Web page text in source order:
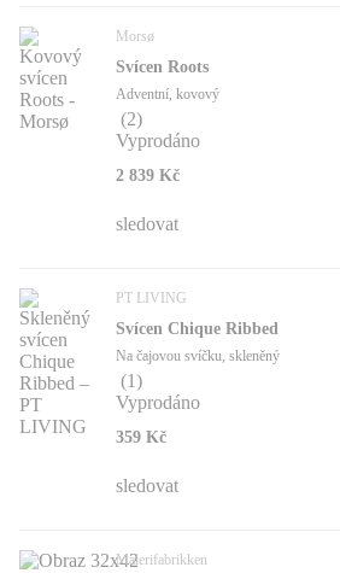
Morsø
Svícen Roots
Adventní, kovový
(2)
Vyprodáno
2 839 Kč
sledovat
PT LIVING
Svícen Chique Ribbed
Na čajovou svíčku, skleněný
(1)
Vyprodáno
359 Kč
sledovat
Malerifabrikken